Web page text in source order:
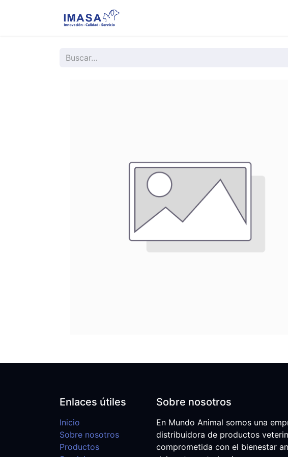
Enlaces útiles
Inicio
Sobre nosotros
Productos
Sobre nosotros
En Mundo Animal somos una
distribuidora de productos
comprometida con el bienestar